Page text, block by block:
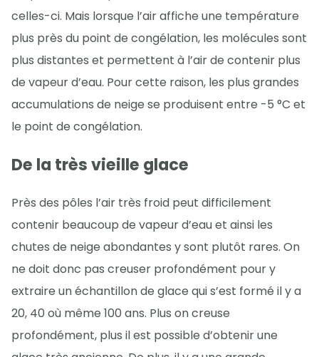
celles-ci. Mais lorsque l’air affiche une température
plus près du point de congélation, les molécules sont
plus distantes et permettent à l’air de contenir plus
de vapeur d’eau. Pour cette raison, les plus grandes
accumulations de neige se produisent entre -5 °C et
le point de congélation.
De la très vieille glace
Près des pôles l’air très froid peut difficilement
contenir beaucoup de vapeur d’eau et ainsi les
chutes de neige abondantes y sont plutôt rares. On
ne doit donc pas creuser profondément pour y
extraire un échantillon de glace qui s’est formé il y a
20, 40 où même 100 ans. Plus on creuse
profondément, plus il est possible d’obtenir une